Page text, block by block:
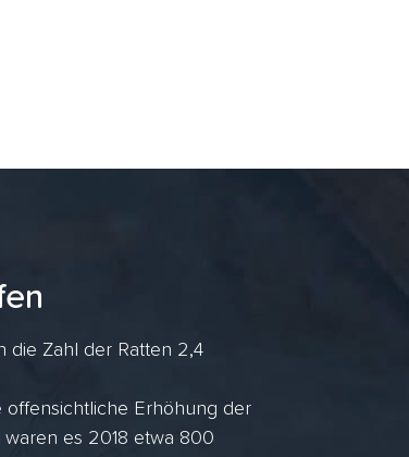
die Zahl der Ratten 2,4
offensichtliche Erhöhung der
es 2018 etwa 800